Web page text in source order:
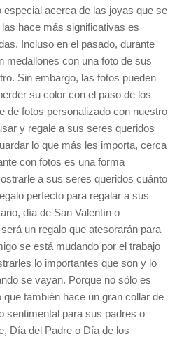
especial acerca de las joyas que se
hace más significativas es
Incluso en el pasado, durante
medallones con una foto de sus
Sin embargo, las fotos pueden
su color con el paso de los
de fotos personalizado con nuestro
y regale a sus seres queridos
lo que más les importa, cerca
con fotos es una forma
a sus seres queridos cuánto
perfecto para regalar a sus
día de San Valentín o
un regalo que atesorarán para
se está mudando por el trabajo
lo importantes que son y lo
se vayan. Porque no sólo es
también hace un gran collar de
sentimental para sus padres o
Día del Padre o Día de los